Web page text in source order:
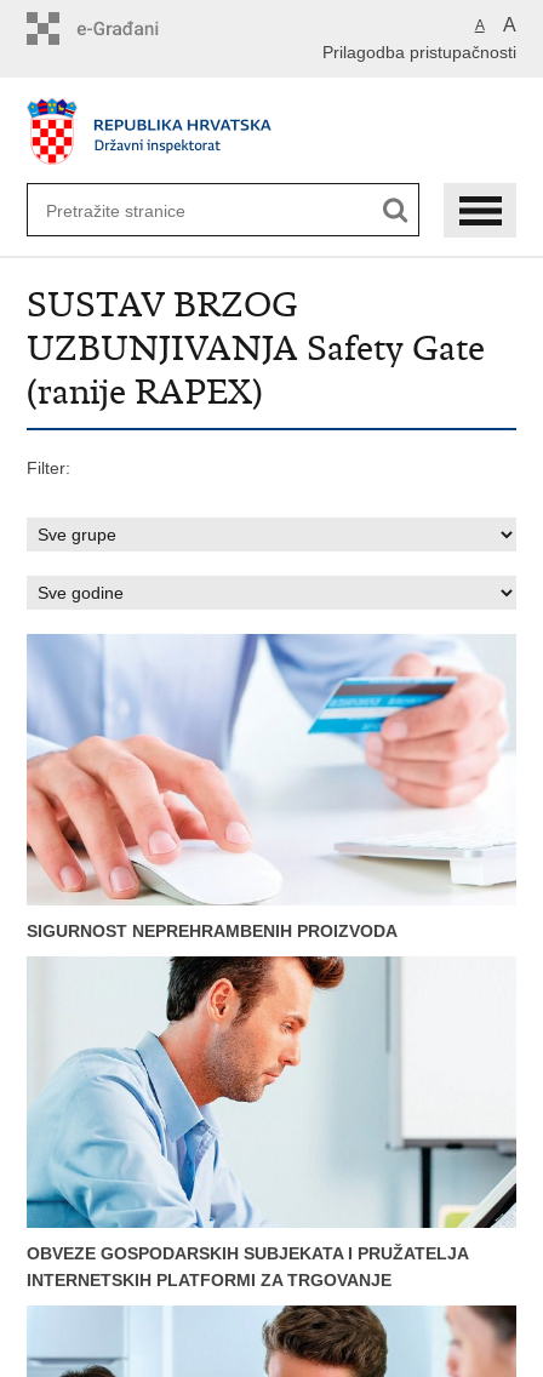
A A
Prilagodba pristupačnosti
SUSTAV BRZOG
UZBUNJIVANJA Safety Gate
(ranije RAPEX)
Filter:
SIGURNOST NEPREHRAMBENIH PROIZVODA
OBVEZE GOSPODARSKIH SUBJEKATA I PRUŽATELJA
INTERNETSKIH PLATFORMI ZA TRGOVANJE